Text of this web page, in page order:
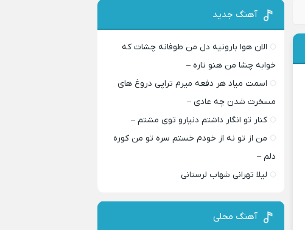
آهنگ جدید
الان هوا بارونیه دل من طوفانه چشات که
خوابه چشا من هنو تاره –
اسمت میاد هر دفعه میرم تراپی دروغ‌ های
مسخرت شدن چه عادی –
کنار تو انگار داشتم دنیارو توی مشتم –
من از تو نه از خودم خستم سره تو من کوره
دلم –
لیلا تهرانی شهاب لرستانی
آهنگ محلی